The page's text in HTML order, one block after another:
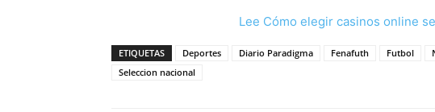
Lee Cómo elegir casinos online
ETIQUETAS Deportes Diario Paradigma Fenafuth Futbol
Seleccion nacional